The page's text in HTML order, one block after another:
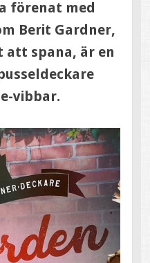
förenat med
Berit Gardner,
spana, är en
vibbar.